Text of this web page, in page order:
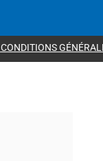
CONDITIONS